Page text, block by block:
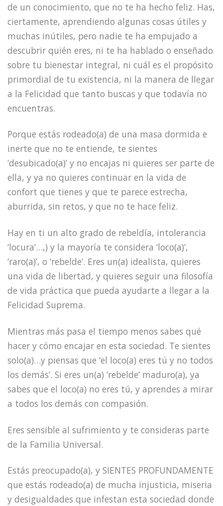
de un conocimiento, que no te ha hecho feliz. Has,
ciertamente, aprendiendo algunas cosas útiles y
muchas inútiles, pero nadie te ha empujado a
descubrir quién eres, ni te ha hablado o enseñado
sobre tu bienestar integral, ni cuál es el propósito
primordial de tu existencia, ni la manera de llegar
a la Felicidad que tanto buscas y que todavía no
encuentras.
Porque estás rodeado(a) de una masa dormida e
inerte que no te entiende, te sientes
‘desubicado(a)’ y no encajas ni quieres ser parte de
ella, y ya no quieres continuar en la vida de
confort que tienes y que te parece estrecha,
aburrida, sin retos, y que no te hace feliz.
Hay en ti un alto grado de rebeldía, intolerancia
‘locura’…,) y la mayoría te considera ‘loco(a)’,
‘raro(a)’, o ‘rebelde’. Eres un(a) idealista, quieres
una vida de libertad, y quieres seguir una filosofía
de vida práctica que pueda ayudarte a llegar a la
Felicidad Suprema.
Mientras más pasa el tiempo menos sabes qué
hacer y cómo encajar en esta sociedad. Te sientes
solo(a)…y piensas que ‘el loco(a) eres tú y no todos
los demás’. Si eres un(a) ‘rebelde’ maduro(a), ya
sabes que el loco(a) no eres tú, y aprendes a mirar
a todos los demás con compasión.
Eres sensible al sufrimiento y te consideras parte
de la Familia Universal.
Estás preocupado(a), y SIENTES PROFUNDAMENTE
que estás rodeado(a) de mucha injusticia, miseria
y desigualdades que infestan esta sociedad donde